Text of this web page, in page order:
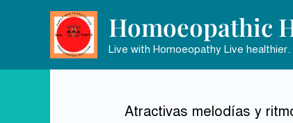
Homoeopathic
Live with Homoeopathy Live healthier.
Atractivas melodías y